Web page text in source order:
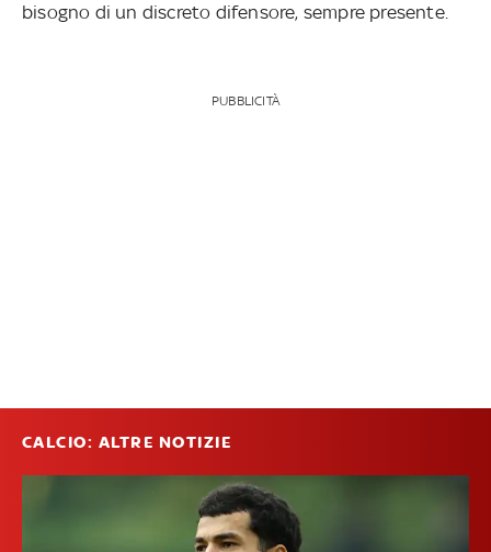
bisogno di un discreto difensore, sempre presente.
PUBBLICITÀ
CALCIO: ALTRE NOTIZIE